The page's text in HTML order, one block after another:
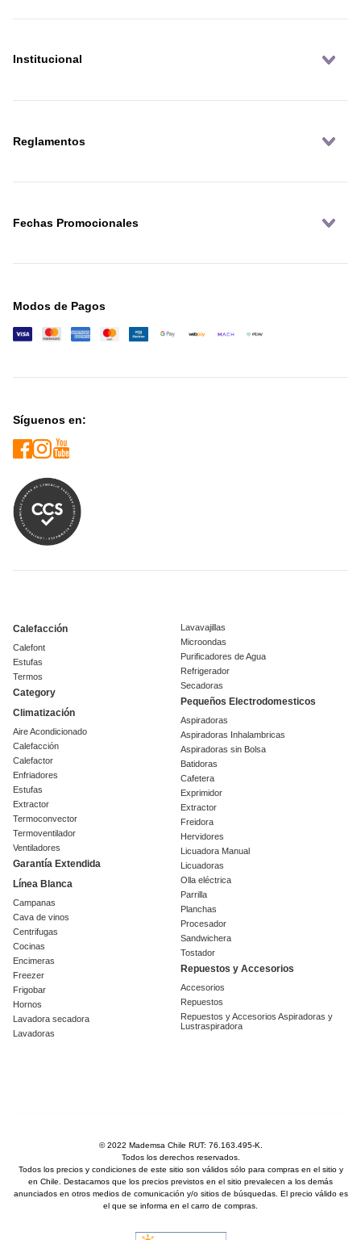
Institucional
Reglamentos
Fechas Promocionales
Modos de Pagos
Síguenos en:
Calefacción
Calefont
Estufas
Termos
Category
Climatización
Aire Acondicionado
Calefacción
Calefactor
Enfriadores
Estufas
Extractor
Termoconvector
Termoventilador
Ventiladores
Garantía Extendida
Línea Blanca
Campanas
Cava de vinos
Centrifugas
Cocinas
Encimeras
Freezer
Frigobar
Hornos
Lavadora secadora
Lavadoras
Lavavajillas
Microondas
Purificadores de Agua
Refrigerador
Secadoras
Pequeños Electrodomesticos
Aspiradoras
Aspiradoras Inhalambricas
Aspiradoras sin Bolsa
Batidoras
Cafetera
Exprimidor
Extractor
Freidora
Hervidores
Licuadora Manual
Licuadoras
Olla eléctrica
Parrilla
Planchas
Procesador
Sandwichera
Tostador
Repuestos y Accesorios
Accesorios
Repuestos
Repuestos y Accesorios Aspiradoras y
Lustraspiradora
© 2022 Mademsa Chile RUT: 76.163.495-K.
Todos los derechos reservados.
Todos los precios y condiciones de este sitio son válidos sólo para compras en el sitio y
en Chile. Destacamos que los precios previstos en el sitio prevalecen a los demás
anunciados en otros medios de comunicación y/o sitios de búsquedas. El precio válido es
el que se informa en el carro de compras.